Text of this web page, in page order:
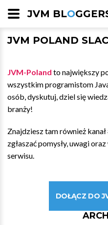
JVM BLO
JVM POLAND
JVM-Poland to największy
wszystkim programistom
osób, dyskutuj, dziel się
branży!
Znajdziesz tam również kanał
zgłaszać pomysły, uwagi
serwisu.
DOŁĄCZ DO